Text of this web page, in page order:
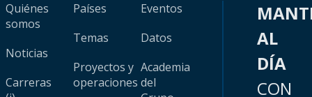
Quiénes
somos
Noticias
Carreras
Países
Temas
Proyectos y
operaciones
Eventos
Datos
Academia
del
AL
DÍA
CON